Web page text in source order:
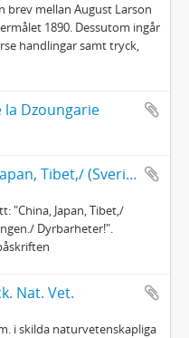
brev mellan August Larson
1890. Dessutom ingår
handlingar samt tryck,
Dzoungarie
August Strindberg: "China, Japan, Tibet,/ (Sveriges Anor)/ Tryck ur Aftontidningen./ Dyrbarheter!" Pressklipp
"China, Japan, Tibet,/
Dyrbarheter!".
Nat. Vet.
i skilda naturvetenskapliga